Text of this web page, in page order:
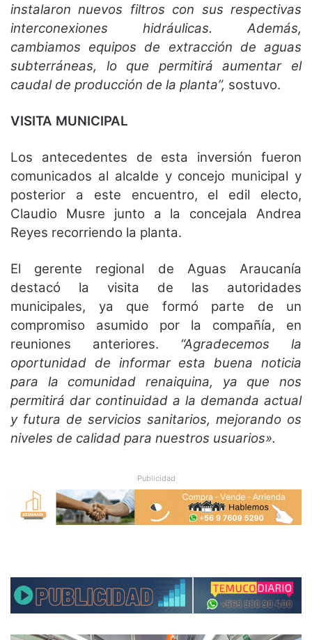
instalaron nuevos filtros con sus respectivas
interconexiones hidráulicas. Además,
cambiamos equipos de extracción de aguas
subterráneas, lo que permitirá aumentar el
caudal de producción de la planta”, sostuvo.
VISITA MUNICIPAL
Los antecedentes de esta inversión fueron
comunicados al alcalde y concejo municipal y
posterior a este encuentro, el edil electo,
Claudio Musre junto a la concejala Andrea
Reyes recorriendo la planta.
El gerente regional de Aguas Araucanía
destacó la visita de las autoridades
municipales, ya que formó parte de un
compromiso asumido por la compañía, en
reuniones anteriores. “Agradecemos la
oportunidad de informar esta buena noticia
para la comunidad renaiquina, ya que nos
permitirá dar continuidad a la demanda actual
y futura de servicios sanitarios, mejorando os
niveles de calidad para nuestros usuarios».
Publicidad